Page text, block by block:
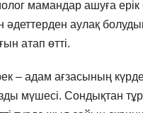
мамандар ашуға
әдеттерден аулақ
атап өтті.
– адам ағзасының
мүшесі. Сондықтан